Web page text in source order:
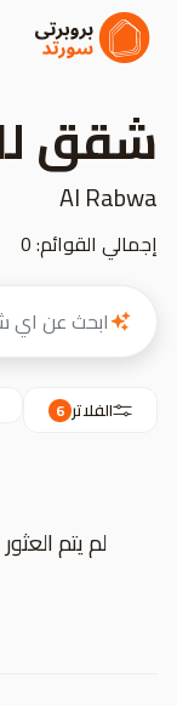
شقق
Al Rabwa
إجمالي القوائم: 0
الفلاتر 6
لم يتم